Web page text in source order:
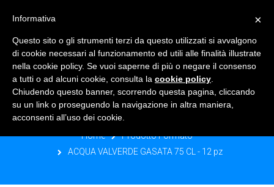
ACQUA VALVERDE GASATA 75 CL - 12
Home
Prodotto Formato
ACQUA VALVERDE GASATA 75 CL - 12 pz
×
Informativa
Questo sito o gli strumenti terzi da questo utilizzati si avvalgono
di cookie necessari al funzionamento ed utili alle finalità illustrate
nella cookie policy. Se vuoi saperne di più o negare il consenso
a tutti o ad alcuni cookie, consulta la cookie policy
Chiudendo questo banner, scorrendo questa pagina, cliccando
su un link o proseguendo la navigazione in altra maniera,
acconsenti all’uso dei cookie.